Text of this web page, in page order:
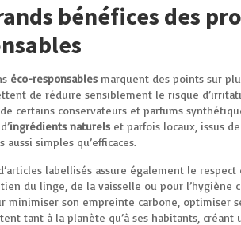
bénéfices des
éco-responsables marquent des points sur
de réduire sensiblement le risque
de certains conservateurs et parfums
ingrédients naturels et parfois locaux, issus
aussi simples qu’efficaces.
labellisés assure également le respect
du linge, de la vaisselle ou pour l’hygiène
minimiser son empreinte carbone, optimiser
tant à la planète qu’à ses habitants,